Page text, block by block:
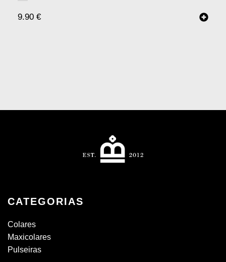
9.90 €
CATEGORIAS
Colares
Maxicolares
Pulseiras